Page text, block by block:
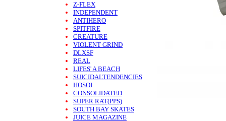
Z-FLEX
INDEPENDENT
ANTIHERO
SPITFIRE
CREATURE
VIOLENT GRIND
DLXSF
REAL
LIFES' A BEACH
SUICIDALTENDENCIES
HOSOI
CONSOLIDATED
SUPER.RAT(PPS)
SOUTH BAY SKATES
JUICE MAGAZINE